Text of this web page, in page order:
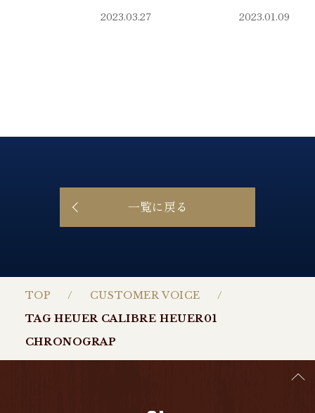
TOP
CUSTOMER VOICE
TAG HEUER CALIBRE HEUER01
CHRONOGRAP
2023.03.27 2023.01.09
一覧に戻る